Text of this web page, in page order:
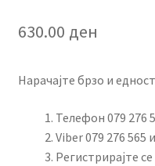
630.00 ден
Нарачајте брзо и
Телефон 079 276
Viber 079 276 565
Регистрирајте